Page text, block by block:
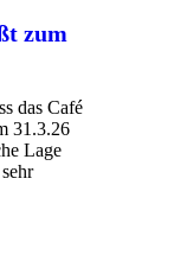
zum
das Café
31.3.26
Lage